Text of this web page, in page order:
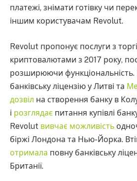
платежі, знімати готівку чи
іншим користувачам Revolut.
Revolut пропонує послуги з
криптовалютами з 2017 року,
розширюючи
банківську ліцензію у Литві та
дозвіл на створення банку в
і розглядає питання купівлі
Revolut вивчає можливість
біржі Лондона та Нью-Йорка.
отримала повну банківську
Британії.